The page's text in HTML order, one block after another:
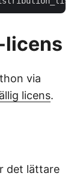
licens
via
licens.
det lättare